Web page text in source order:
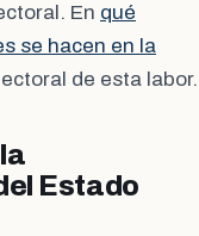
En qué
se hacen en la
de esta labor.
Estado